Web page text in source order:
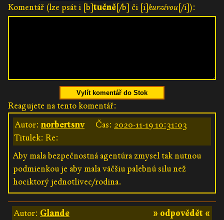
Komentář (lze psát i [b]tučně[/b] či [i]kurzívou[/i]):
Vylít komentář do Stok
Reagujete na tento komentář:
Autor:norbertsnv Čas: 2020-11-19 10:31:03
Titulek: Re:
Aby mala bezpečnostná agentúra zmysel tak nutnou
podmienkou je aby mala väčšiu palebnú silu než
hociktorý jednotlivec/rodina.
» odpovědět «
Autor: Glande